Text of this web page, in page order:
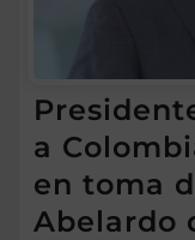
a
en toma
Abelardo